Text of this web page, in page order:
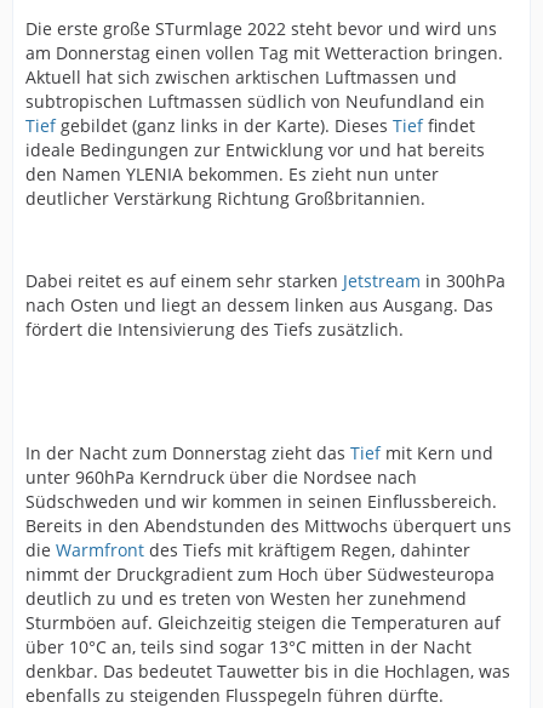
Die erste große STurmlage 2022 steht bevor und wird uns
am Donnerstag einen vollen Tag mit Wetteraction bringen.
Aktuell hat sich zwischen arktischen Luftmassen und
subtropischen Luftmassen südlich von Neufundland ein
Tiefgebildet (ganz links in der Karte). Dieses Tieffindet
ideale Bedingungen zur Entwicklung vor und hat bereits
den Namen YLENIA bekommen. Es zieht nun unter
deutlicher Verstärkung Richtung Großbritannien.
Dabei reitet es auf einem sehr starken Jetstream in 300hPa
nach Osten und liegt an dessem linken aus Ausgang. Das
fördert die Intensivierung des Tiefs zusätzlich.
In der Nacht zum Donnerstag zieht das Tiefmit Kern und
unter 960hPa Kerndruck über die Nordsee nach
Südschweden und wir kommen in seinen Einflussbereich.
Bereits in den Abendstunden des Mittwochs überquert uns
die Warmfront des Tiefs mit kräftigem Regen, dahinter
nimmt der Druckgradient zum Hoch über Südwesteuropa
deutlich zu und es treten von Westen her zunehmend
Sturmböen auf. Gleichzeitig steigen die Temperaturen auf
über 10°C an, teils sind sogar 13°C mitten in der Nacht
denkbar. Das bedeutet Tauwetter bis in die Hochlagen, was
ebenfalls zu steigenden Flusspegeln führen dürfte.